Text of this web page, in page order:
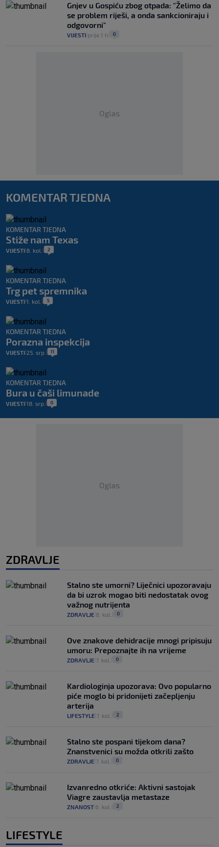
Gnjev u Gospiću zbog otpada: "Želimo da
se problem riješi, a onda sankcioniraju i
odgovorni"
VIJESTI prije 1 h 0
Oglas
KOMENTAR TJEDNA
KOMENTAR TJEDNA
Stiže nam Texas
VIJESTI 8. kol. 2
KOMENTAR TJEDNA
Trg pet spremnika
VIJESTI 1. kol. 5
KOMENTAR TJEDNA
Porazna inspekcija
VIJESTI 25. srp. 11
KOMENTAR TJEDNA
Bura u čaši limunade
VIJESTI 18. srp. 0
Oglas
ZDRAVLJE
Stalno ste umorni? Liječnici upozoravaju
da bi uzrok mogao biti nedostatak ovog
važnog nutrijenta
ZDRAVLJE 8. kol. 0
Ove znakove dehidracije mnogi pripisuju
umoru: Prepoznajte ih na vrijeme
ZDRAVLJE 7. kol. 0
Kardiologinja upozorava: Ovo popularno
piće moglo bi pridonijeti začepljenju
arterija
LIFESTYLE 7. kol. 2
Stalno ste pospani tijekom dana?
Znanstvenici su možda otkrili zašto
ZDRAVLJE 7. kol. 0
Izvanredno otkriće: Aktivni sastojak
Viagre zaustavlja metastaze
ZNANOST 6. kol. 2
LIFESTYLE